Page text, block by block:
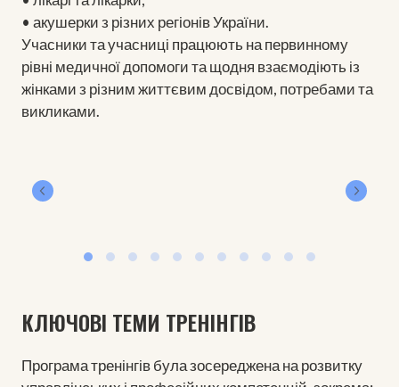
• акушерки з різних регіонів України.
Учасники та учасниці працюють на первинному
рівні медичної допомоги та щодня взаємодіють із
жінками з різним життєвим досвідом, потребами та
викликами.
КЛЮЧОВІ ТЕМИ ТРЕНІНГІВ
Програма тренінгів була зосереджена на розвитку